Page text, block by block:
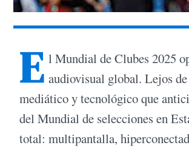
E l Mundial de Clubes 2025
audiovisual global. Lejos
mediático y tecnológico que
del Mundial de selecciones en
total: multipantalla,